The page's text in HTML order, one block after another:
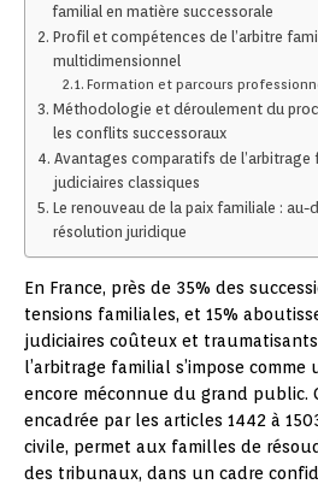
familial en matière successorale
Profil et compétences de l’arbitre
multidimensionnel
Formation et parcours
Méthodologie et déroulement du
les conflits successoraux
Avantages comparatifs de l’arbitrage
judiciaires classiques
Le renouveau de la paix familiale : au-
résolution juridique
En France, près de 35% des
tensions familiales, et 15%
judiciaires coûteux et
l’arbitrage familial s’impose
encore méconnue du grand public.
encadrée par les articles 1442 à
civile, permet aux familles de
des tribunaux, dans un cadre